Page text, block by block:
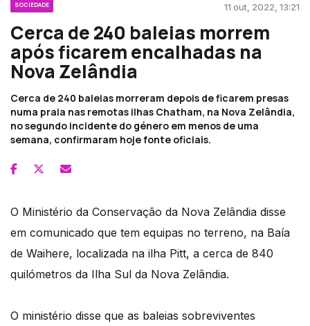
SOCIEDADE 11 out, 2022, 13:21
Cerca de 240 baleias morrem
após ficarem encalhadas na
Nova Zelândia
Cerca de 240 baleias morreram depois de ficarem presas
numa praia nas remotas ilhas Chatham, na Nova Zelândia,
no segundo incidente do género em menos de uma
semana, confirmaram hoje fonte oficiais.
O Ministério da Conservação da Nova Zelândia disse
em comunicado que tem equipas no terreno, na Baía
de Waihere, localizada na ilha Pitt, a cerca de 840
quilómetros da Ilha Sul da Nova Zelândia.
O ministério disse que as baleias sobreviventes